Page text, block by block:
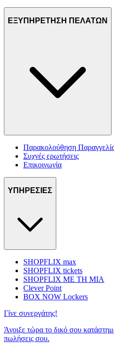
ΕΞΥΠΗΡΕΤΗΣΗ ΠΕΛΑΤΩΝ
Παρακολούθηση
Συχνές ερωτήσεις
Επικοινωνία
ΥΠΗΡΕΣΙΕΣ
SHOPFLIX max
SHOPFLIX tickets
SHOPFLIX ΜΕ ΤΗ ΜΙΑ
Clever Point
BOX NOW Lockers
Γίνε συνεργάτης!
Άνοιξε τώρα το δικό σου
πωλήσεις σου.